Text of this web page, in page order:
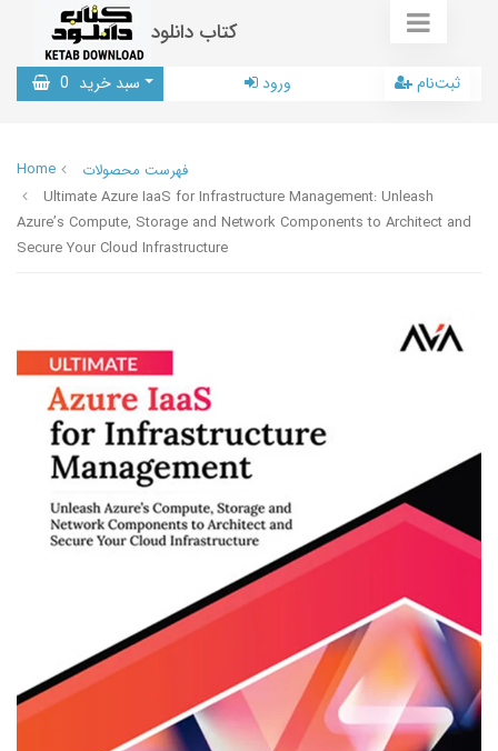
کتاب دانلود
سبد خرید 0 ورود ثبت‌نام
Home
فهرست محصولات
Ultimate Azure IaaS for Infrastructure Management: Unleash
Azure’s Compute, Storage and Network Components to Architect and
Secure Your Cloud Infrastructure